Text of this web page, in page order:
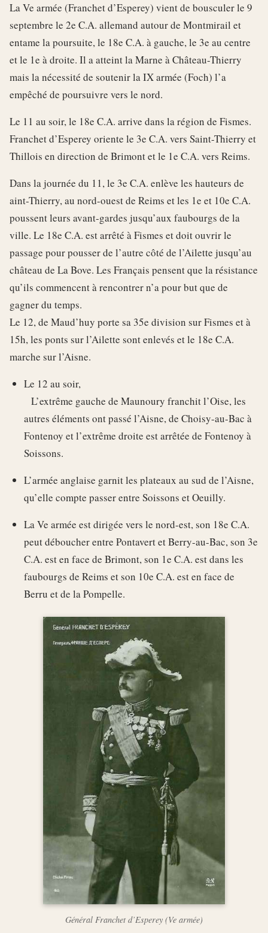
La Ve armée (Franchet d’Esperey) vient de bousculer le 9
septembre le 2e C.A. allemand autour de Montmirail et
entame la poursuite, le 18e C.A. à gauche, le 3e au centre
et le 1e à droite. Il a atteint la Marne à Château-Thierry
mais la nécessité de soutenir la IX armée (Foch) l’a
empêché de poursuivre vers le nord.
Le 11 au soir, le 18e C.A. arrive dans la région de Fismes.
Franchet d’Esperey oriente le 3e C.A. vers Saint-Thierry et
Thillois en direction de Brimont et le 1e C.A. vers Reims.
Dans la journée du 11, le 3e C.A. enlève les hauteurs de
aint-Thierry, au nord-ouest de Reims et les 1e et 10e C.A.
poussent leurs avant-gardes jusqu’aux faubourgs de la
ville. Le 18e C.A. est arrêté à Fismes et doit ouvrir le
passage pour pousser de l’autre côté de l’Ailette jusqu’au
château de La Bove. Les Français pensent que la résistance
qu’ils commencent à rencontrer n’a pour but que de
gagner du temps.
Le 12, de Maud’huy porte sa 35e division sur Fismes et à
15h, les ponts sur l’Ailette sont enlevés et le 18e C.A.
marche sur l’Aisne.
Le 12 au soir,
L’extrême gauche de Maunoury franchit l’Oise, les
autres éléments ont passé l’Aisne, de Choisy-au-Bac à
Fontenoy et l’extrême droite est arrêtée de Fontenoy à
Soissons.
L’armée anglaise garnit les plateaux au sud de l’Aisne,
qu’elle compte passer entre Soissons et Oeuilly.
La Ve armée est dirigée vers le nord-est, son 18e C.A.
peut déboucher entre Pontavert et Berry-au-Bac, son 3e
C.A. est en face de Brimont, son 1e C.A. est dans les
faubourgs de Reims et son 10e C.A. est en face de
Berru et de la Pompelle.
Général Franchet d’Esperey (Ve armée)